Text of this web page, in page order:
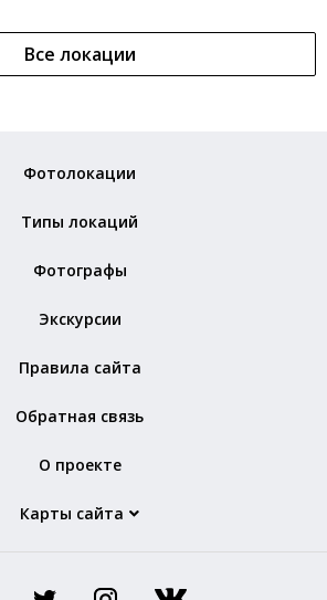
Все локации
Фотолокации
Типы локаций
Фотографы
Экскурсии
Правила сайта
Обратная связь
О проекте
Карты сайта